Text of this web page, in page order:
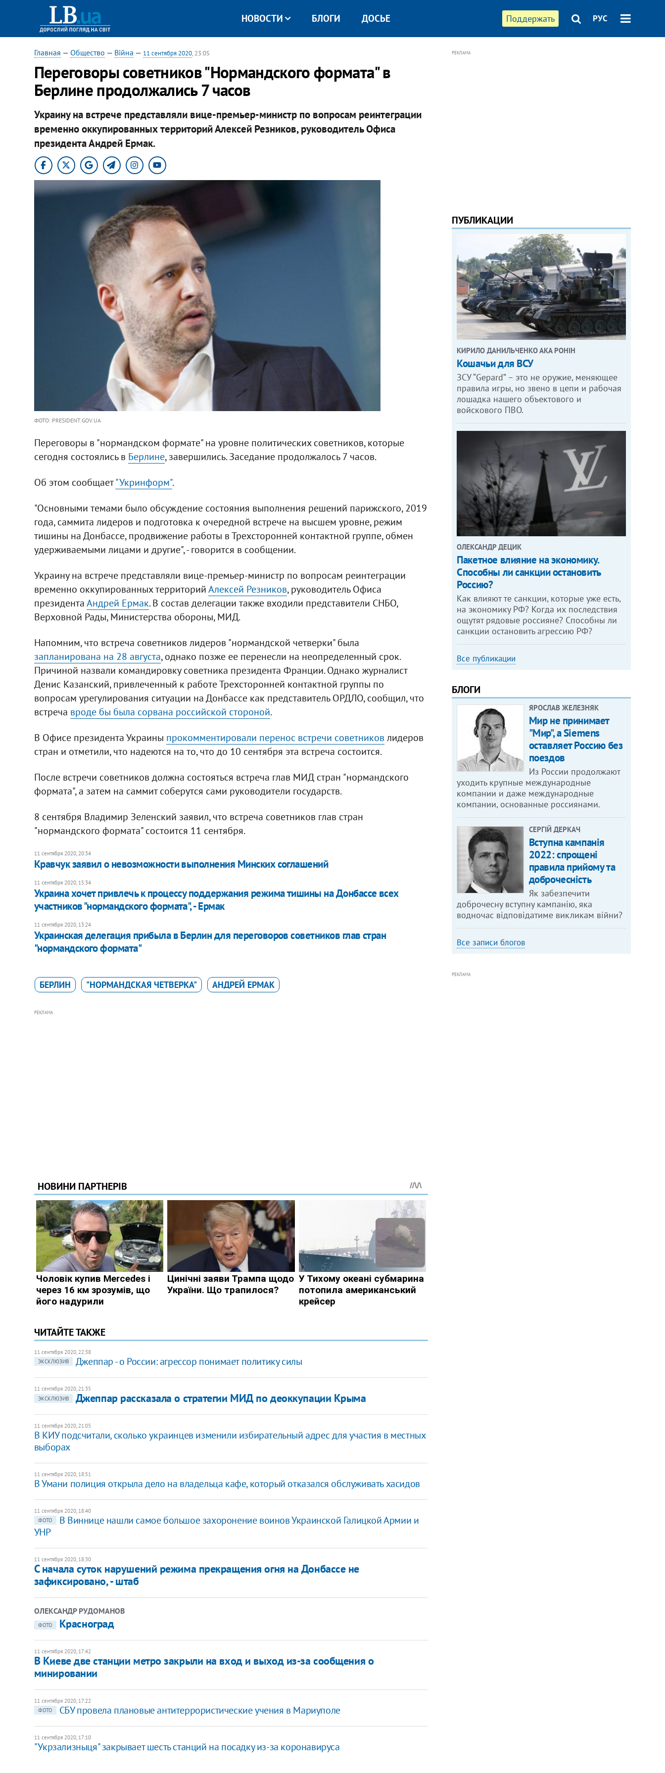
Поддержать РУС
НОВОСТИ БЛОГИ ДОСЬЕ
Главная — Общество — Війна — 11 сентября 2020, 23:05
Переговоры советников "Нормандского формата" в
Берлине продолжались 7 часов
Украину на встрече представляли вице-премьер-министр по вопросам реинтеграции
временно оккупированных территорий Алексей Резников, руководитель Офиса
президента Андрей Ермак.
ФОТО: PRESIDENT.GOV.UA
Переговоры в "нормандском формате" на уровне политических советников, которые
сегодня состоялись в Берлине, завершились. Заседание продолжалось 7 часов.
Об этом сообщает"Укринформ".
"Основными темами было обсуждение состояния выполнения решений парижского, 2019
года, саммита лидеров и подготовка к очередной встрече на высшем уровне, режим
тишины на Донбассе, продвижение работы в Трехсторонней контактной группе, обмен
удерживаемыми лицами и другие", - говорится в сообщении.
Украину на встрече представляли вице-премьер-министр по вопросам реинтеграции
временно оккупированных территорийАлексей Резников, руководитель Офиса
президентаАндрей Ермак. В состав делегации также входили представители СНБО,
Верховной Рады, Министерства обороны, МИД.
Напомним, что встреча советников лидеров "нормандской четверки" была
запланирована на 28 августа, однако позже ее перенесли на неопределенный срок.
Причиной назвали командировку советника президента Франции. Однако журналист
Денис Казанский, привлеченный к работе Трехсторонней контактной группы по
вопросам урегулирования ситуации на Донбассе как представитель ОРДЛО, сообщил, что
встреча вроде бы была сорвана российской стороной.
В Офисе президента Украины прокомментировали перенос встречи советников лидеров
стран и отметили, что надеются на то, что до 10 сентября эта встреча состоится.
После встречи советников должна состояться встреча глав МИД стран "нормандского
формата", а затем на саммит соберутся сами руководители государств.
8 сентября Владимир Зеленский заявил, что встреча советников глав стран
"нормандского формата" состоится 11 сентября.
11 сентября 2020, 20:34
Кравчук заявил о невозможности выполнения Минских соглашений
11 сентября 2020, 15:34
Украина хочет привлечь к процессу поддержания режима тишины на Донбассе всех
участников "нормандского формата", - Ермак
11 сентября 2020, 13:24
Украинская делегация прибыла в Берлин для переговоров советников глав стран
"нормандского формата"
БЕРЛИН "НОРМАНДСКАЯ ЧЕТВЕРКА" АНДРЕЙ ЕРМАК
РЕКЛАМА
ЧИТАЙТЕ ТАКЖЕ
11 сентября 2020, 22:38
ЭКСКЛЮЗИВ
Джеппар - о России: агрессор понимает политику силы
11 сентября 2020, 21:35
ЭКСКЛЮЗИВ
Джеппар рассказала о стратегии МИД по деоккупации Крыма
11 сентября 2020, 21:05
В КИУ подсчитали, сколько украинцев изменили избирательный адрес для участия в местных
выборах
11 сентября 2020, 18:51
В Умани полиция открыла дело на владельца кафе, который отказался обслуживать хасидов
11 сентября 2020, 18:40
ФОТО
В Виннице нашли самое большое захоронение воинов Украинской Галицкой Армии и
УНР
11 сентября 2020, 18:30
С начала суток нарушений режима прекращения огня на Донбассе не
зафиксировано, - штаб
ОЛЕКСАНДР РУДОМАНОВ
ФОТО ​Красноград
11 сентября 2020, 17:42
В Киеве две станции метро закрыли на вход и выход из-за сообщения о
минировании
11 сентября 2020, 17:22
ФОТО
СБУ провела плановые антитеррористические учения в Мариуполе
11 сентября 2020, 17:10
"Укрзализныця" закрывает шесть станций на посадку из-за коронавируса
РЕКЛАМА
ПУБЛИКАЦИИ
КИРИЛО ДАНИЛЬЧЕНКО АКА РОНІН
Кошачьи для ВСУ
ЗСУ “Gepard” – это не оружие, меняющее
правила игры, но звено в цепи и рабочая
лошадка нашего объектового и
войскового ПВО.
ОЛЕКСАНДР ДЕЦИК
Пакетное влияние на экономику.
Способны ли санкции остановить
Россию?
Как влияют те санкции, которые уже есть,
на экономику РФ? Когда их последствия
ощутят рядовые россияне? Способны ли
санкции остановить агрессию РФ?
Все публикации
БЛОГИ
ЯРОСЛАВ ЖЕЛЕЗНЯК
Мир не принимает
"Мир", а Siemens
оставляет Россию без
поездов
Из России продолжают
уходить крупные международные
компании и даже международные
компании, основанные россиянами.
СЕРГІЙ ДЕРКАЧ
Вступна кампанія
2022: спрощені
правила прийому та
доброчесність
Як забезпечити
доброчесну вступну кампанію, яка
водночас відповідатиме викликам війни?
Все записи блогов
РЕКЛАМА